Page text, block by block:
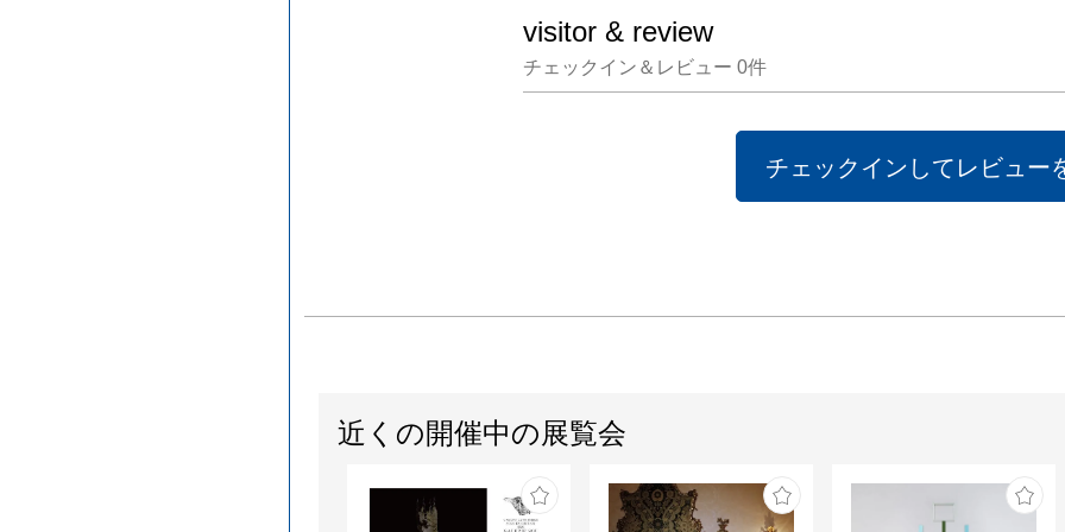
visitor & review
チェックイン＆レビュー 0件
チェックインしてレビュー
近くの開催中の展覧会